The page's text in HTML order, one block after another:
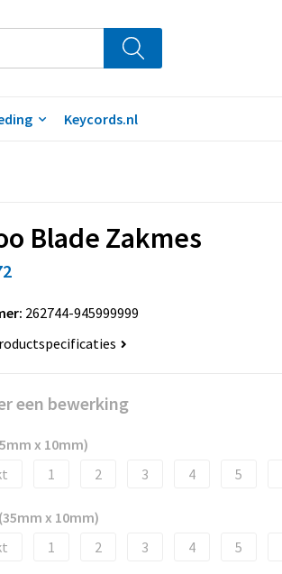
Keycords.nl
Blade Zakmes
262744-945999999
een bewerking
x 10mm)
1 2 3 4 5
x 10mm)
1 2 3 4 5